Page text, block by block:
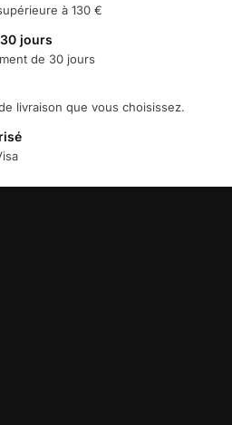
à 130 €
jours
de 30 jours
livraison que vous choisissez.